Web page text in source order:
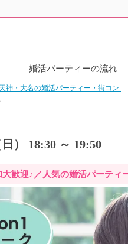
婚活パーティーの流れ
天神・大名の婚活パーティー・街コン
） 18:30 ～ 19:50
大歓迎♪／人気の婚活パーティ